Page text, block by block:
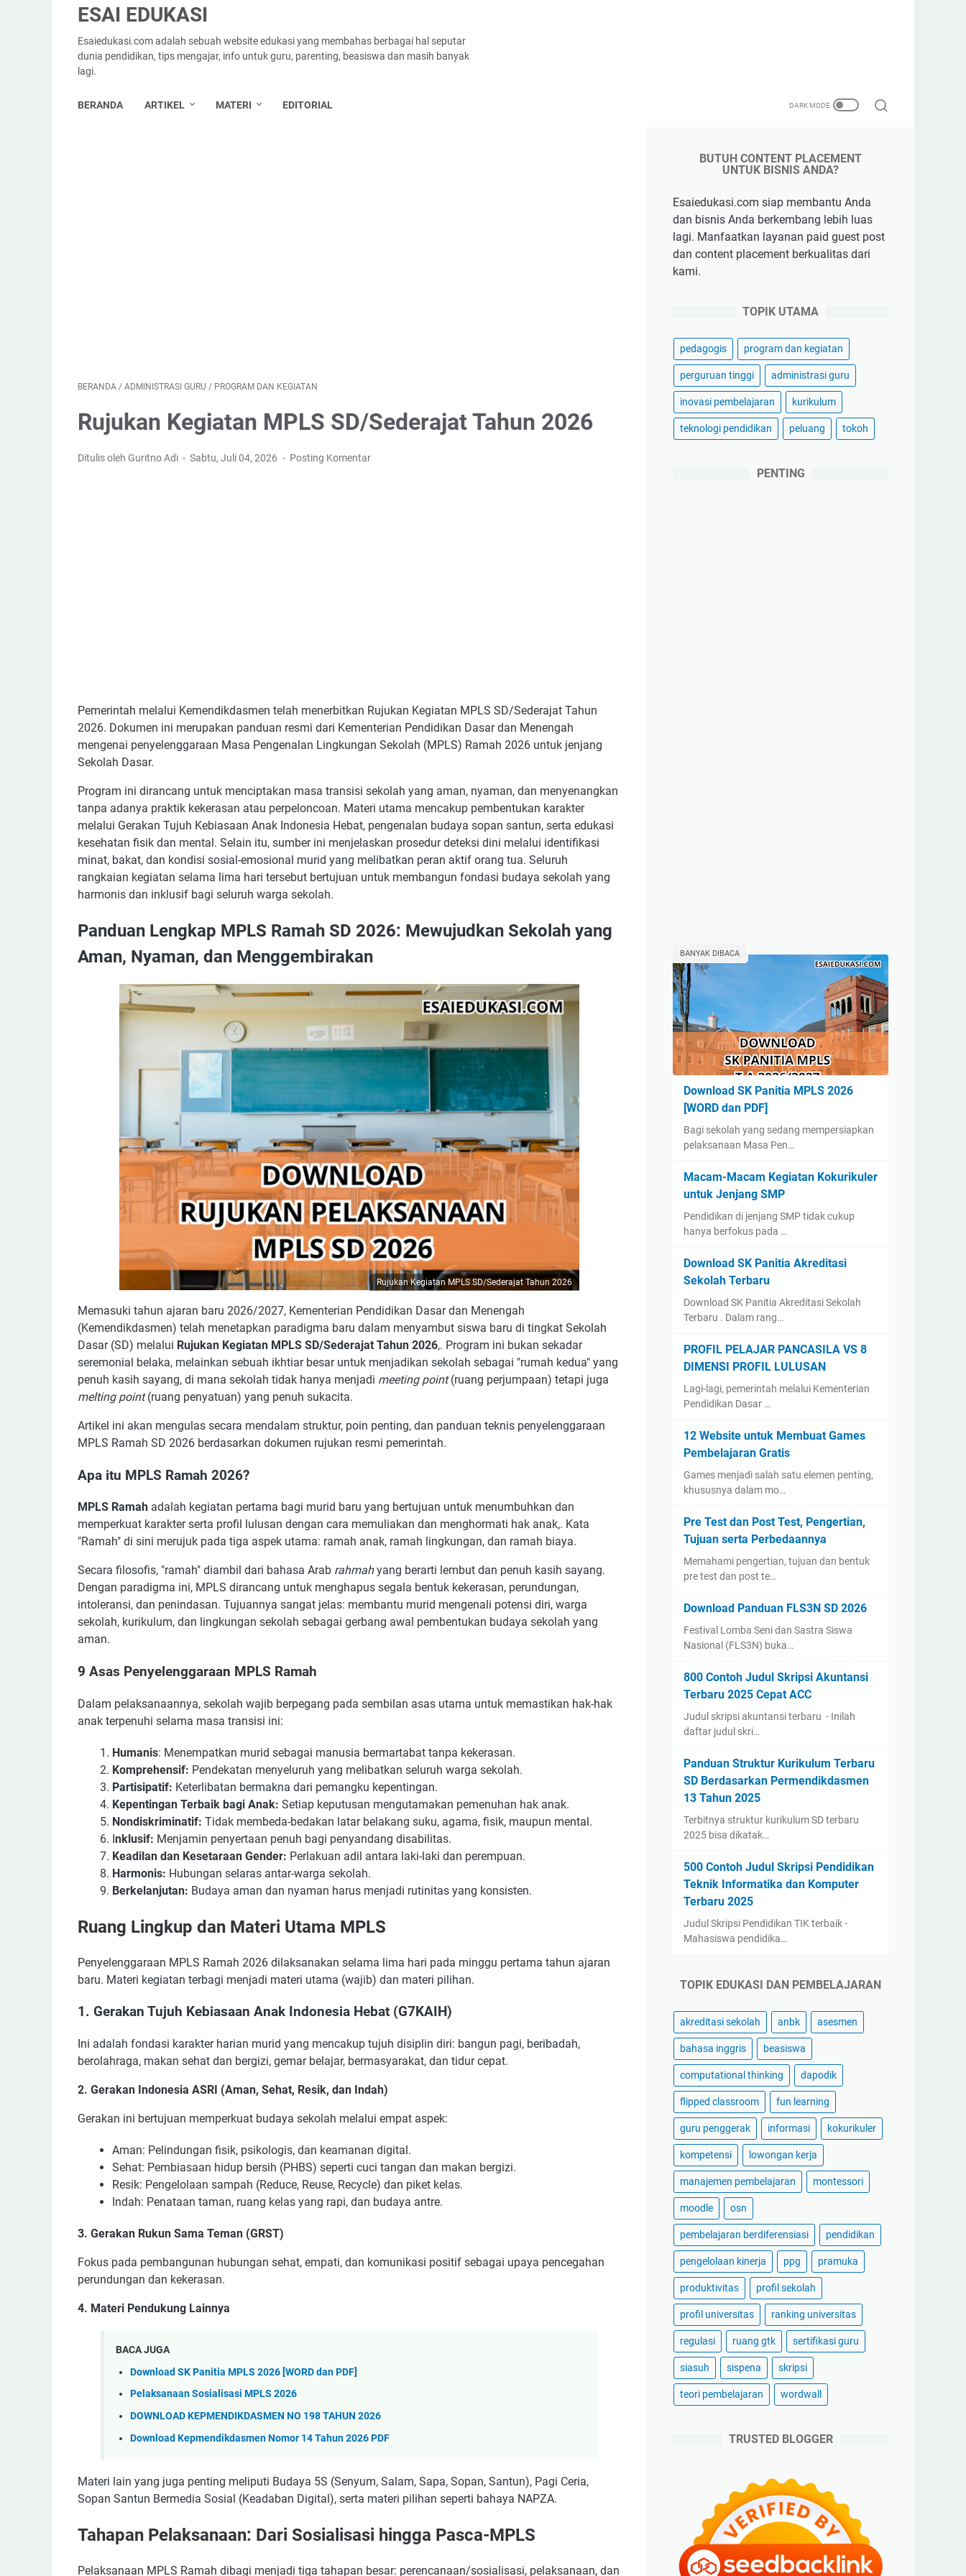
ESAI EDUKASI
Esaiedukasi.com adalah sebuah website edukasi yang membahas berbagai hal seputar
dunia pendidikan, tips mengajar, info untuk guru, parenting, beasiswa dan masih banyak
lagi.
BERANDA ARTIKEL MATERI EDITORIAL
BERANDA / ADMINISTRASI GURU / PROGRAM DAN KEGIATAN
Rujukan Kegiatan MPLS SD/Sederajat Tahun 2026
Ditulis oleh Guritno Adi Sabtu, Juli 04, 2026 Posting Komentar
Pemerintah melalui Kemendikdasmen telah menerbitkan Rujukan Kegiatan MPLS SD/Sederajat Tahun
2026. Dokumen ini merupakan panduan resmi dari Kementerian Pendidikan Dasar dan Menengah
mengenai penyelenggaraan Masa Pengenalan Lingkungan Sekolah (MPLS) Ramah 2026 untuk jenjang
Sekolah Dasar.
Program ini dirancang untuk menciptakan masa transisi sekolah yang aman, nyaman, dan menyenangkan
tanpa adanya praktik kekerasan atau perpeloncoan. Materi utama mencakup pembentukan karakter
melalui Gerakan Tujuh Kebiasaan Anak Indonesia Hebat, pengenalan budaya sopan santun, serta edukasi
kesehatan fisik dan mental. Selain itu, sumber ini menjelaskan prosedur deteksi dini melalui identifikasi
minat, bakat, dan kondisi sosial-emosional murid yang melibatkan peran aktif orang tua. Seluruh
rangkaian kegiatan selama lima hari tersebut bertujuan untuk membangun fondasi budaya sekolah yang
harmonis dan inklusif bagi seluruh warga sekolah.
Panduan Lengkap MPLS Ramah SD 2026: Mewujudkan Sekolah yang
Aman, Nyaman, dan Menggembirakan
Rujukan Kegiatan MPLS SD/Sederajat Tahun 2026
Memasuki tahun ajaran baru 2026/2027, Kementerian Pendidikan Dasar dan Menengah
(Kemendikdasmen) telah menetapkan paradigma baru dalam menyambut siswa baru di tingkat Sekolah
Dasar (SD) melalui Rujukan Kegiatan MPLS SD/Sederajat Tahun 2026,. Program ini bukan sekadar
seremonial belaka, melainkan sebuah ikhtiar besar untuk menjadikan sekolah sebagai "rumah kedua" yang
penuh kasih sayang, di mana sekolah tidak hanya menjadi meeting point(ruang perjumpaan) tetapi juga
melting point(ruang penyatuan) yang penuh sukacita.
Artikel ini akan mengulas secara mendalam struktur, poin penting, dan panduan teknis penyelenggaraan
MPLS Ramah SD 2026 berdasarkan dokumen rujukan resmi pemerintah.
Apa itu MPLS Ramah 2026?
MPLS Ramah adalah kegiatan pertama bagi murid baru yang bertujuan untuk menumbuhkan dan
memperkuat karakter serta profil lulusan dengan cara memuliakan dan menghormati hak anak,. Kata
"Ramah" di sini merujuk pada tiga aspek utama: ramah anak, ramah lingkungan, dan ramah biaya.
Secara filosofis, "ramah" diambil dari bahasa Arab rahmahyang berarti lembut dan penuh kasih sayang.
Dengan paradigma ini, MPLS dirancang untuk menghapus segala bentuk kekerasan, perundungan,
intoleransi, dan penindasan. Tujuannya sangat jelas: membantu murid mengenali potensi diri, warga
sekolah, kurikulum, dan lingkungan sekolah sebagai gerbang awal pembentukan budaya sekolah yang
aman.
9 Asas Penyelenggaraan MPLS Ramah
Dalam pelaksanaannya, sekolah wajib berpegang pada sembilan asas utama untuk memastikan hak-hak
anak terpenuhi selama masa transisi ini:
Humanis: Menempatkan murid sebagai manusia bermartabat tanpa kekerasan.
Komprehensif: Pendekatan menyeluruh yang melibatkan seluruh warga sekolah.
Partisipatif: Keterlibatan bermakna dari pemangku kepentingan.
Kepentingan Terbaik bagi Anak: Setiap keputusan mengutamakan pemenuhan hak anak.
Nondiskriminatif: Tidak membeda-bedakan latar belakang suku, agama, fisik, maupun mental.
Inklusif: Menjamin penyertaan penuh bagi penyandang disabilitas.
Keadilan dan Kesetaraan Gender: Perlakuan adil antara laki-laki dan perempuan.
Harmonis: Hubungan selaras antar-warga sekolah.
Berkelanjutan: Budaya aman dan nyaman harus menjadi rutinitas yang konsisten.
Ruang Lingkup dan Materi Utama MPLS
Penyelenggaraan MPLS Ramah 2026 dilaksanakan selama lima hari pada minggu pertama tahun ajaran
baru. Materi kegiatan terbagi menjadi materi utama (wajib) dan materi pilihan.
1. Gerakan Tujuh Kebiasaan Anak Indonesia Hebat (G7KAIH)
Ini adalah fondasi karakter harian murid yang mencakup tujuh disiplin diri: bangun pagi, beribadah,
berolahraga, makan sehat dan bergizi, gemar belajar, bermasyarakat, dan tidur cepat.
2. Gerakan Indonesia ASRI (Aman, Sehat, Resik, dan Indah)
Gerakan ini bertujuan memperkuat budaya sekolah melalui empat aspek:
Aman: Pelindungan fisik, psikologis, dan keamanan digital.
Sehat: Pembiasaan hidup bersih (PHBS) seperti cuci tangan dan makan bergizi.
Resik: Pengelolaan sampah (Reduce, Reuse, Recycle) dan piket kelas.
Indah: Penataan taman, ruang kelas yang rapi, dan budaya antre.
3. Gerakan Rukun Sama Teman (GRST)
Fokus pada pembangunan hubungan sehat, empati, dan komunikasi positif sebagai upaya pencegahan
perundungan dan kekerasan.
4. Materi Pendukung Lainnya
BACA JUGA
Download SK Panitia MPLS 2026 [WORD dan PDF]
Pelaksanaan Sosialisasi MPLS 2026
DOWNLOAD KEPMENDIKDASMEN NO 198 TAHUN 2026
Download Kepmendikdasmen Nomor 14 Tahun 2026 PDF
Materi lain yang juga penting meliputi Budaya 5S (Senyum, Salam, Sapa, Sopan, Santun), Pagi Ceria,
Sopan Santun Bermedia Sosial (Keadaban Digital), serta materi pilihan seperti bahaya NAPZA.
Tahapan Pelaksanaan: Dari Sosialisasi hingga Pasca-MPLS
Pelaksanaan MPLS Ramah dibagi menjadi tiga tahapan besar: perencanaan/sosialisasi, pelaksanaan, dan
BUTUH CONTENT PLACEMENT
UNTUK BISNIS ANDA?
Esaiedukasi.com siap membantu Anda
dan bisnis Anda berkembang lebih luas
lagi. Manfaatkan layanan paid guest post
dan content placement berkualitas dari
kami.
TOPIK UTAMA
pedagogis program dan kegiatan
perguruan tinggi administrasi guru
inovasi pembelajaran kurikulum
teknologi pendidikan peluang tokoh
PENTING
BANYAK DIBACA
Download SK Panitia MPLS 2026
[WORD dan PDF]
Bagi sekolah yang sedang mempersiapkan
pelaksanaan Masa Pen…
Macam-Macam Kegiatan Kokurikuler
untuk Jenjang SMP
Pendidikan di jenjang SMP tidak cukup
hanya berfokus pada …
Download SK Panitia Akreditasi
Sekolah Terbaru
Download SK Panitia Akreditasi Sekolah
Terbaru . Dalam rang…
PROFIL PELAJAR PANCASILA VS 8
DIMENSI PROFIL LULUSAN
Lagi-lagi, pemerintah melalui Kementerian
Pendidikan Dasar …
12 Website untuk Membuat Games
Pembelajaran Gratis
Games menjadi salah satu elemen penting,
khususnya dalam mo…
Pre Test dan Post Test, Pengertian,
Tujuan serta Perbedaannya
Memahami pengertian, tujuan dan bentuk
pre test dan post te…
Download Panduan FLS3N SD 2026
Festival Lomba Seni dan Sastra Siswa
Nasional (FLS3N) buka…
800 Contoh Judul Skripsi Akuntansi
Terbaru 2025 Cepat ACC
Judul skripsi akuntansi terbaru - Inilah
daftar judul skri…
Panduan Struktur Kurikulum Terbaru
SD Berdasarkan Permendikdasmen
13 Tahun 2025
Terbitnya struktur kurikulum SD terbaru
2025 bisa dikatak…
500 Contoh Judul Skripsi Pendidikan
Teknik Informatika dan Komputer
Terbaru 2025
Judul Skripsi Pendidikan TIK terbaik -
Mahasiswa pendidika…
TOPIK EDUKASI DAN PEMBELAJARAN
akreditasi sekolah anbk asesmen
bahasa inggris beasiswa
computational thinking dapodik
flipped classroom fun learning
guru penggerak informasi kokurikuler
kompetensi lowongan kerja
manajemen pembelajaran montessori
moodle osn
pembelajaran berdiferensiasi pendidikan
pengelolaan kinerja ppg pramuka
produktivitas profil sekolah
profil universitas ranking universitas
regulasi ruang gtk sertifikasi guru
siasuh sispena skripsi
teori pembelajaran wordwall
TRUSTED BLOGGER